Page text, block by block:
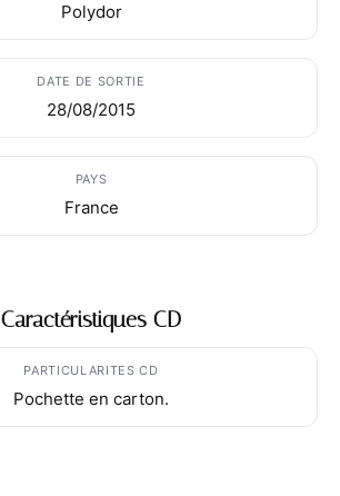
Polydor
DATE DE SORTIE
28/08/2015
PAYS
France
Caractéristiques CD
PARTICULARITES CD
Pochette en carton.